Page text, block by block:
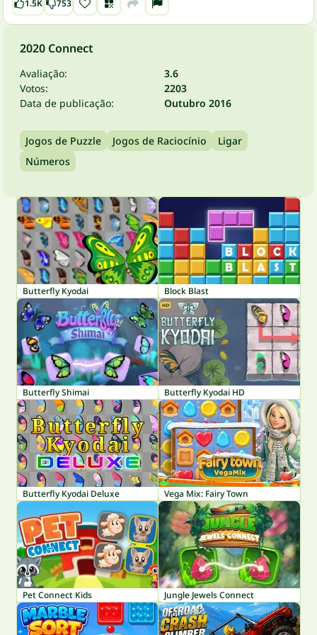
1.5K 753
2020 Connect
Avaliação:
3.6
Votos:
2203
Data de publicação:
Outubro 2016
Jogos de Puzzle Jogos de Raciocínio
Ligar
Números
Butterfly Kyodai Block Blast
Butterfly Shimai Butterfly Kyodai HD
Butterfly Kyodai Deluxe Vega Mix: Fairy Town
Pet Connect Kids Jungle Jewels Connect